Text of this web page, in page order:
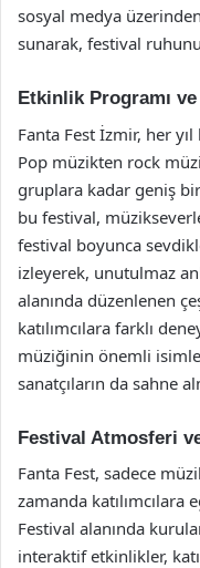
sosyal medya
sunarak, festival
Etkinlik Programı ve
Fanta Fest İzmir, her
Pop müzikten rock
gruplara kadar geniş bir
bu festival,
festival boyunca
izleyerek, unutulmaz
alanında düzenlenen
katılımcılara farklı
müziğinin önemli
sanatçıların da sahne
Festival Atmosferi
Fanta Fest, sadece
zamanda
Festival alanında
interaktif etkinlikler,